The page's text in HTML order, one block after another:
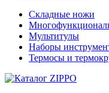
Складные ножи
Мультитулы
Наборы
Термосы и